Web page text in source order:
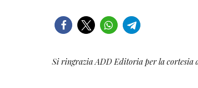
Si ringrazia ADD Editoria per la cortesia